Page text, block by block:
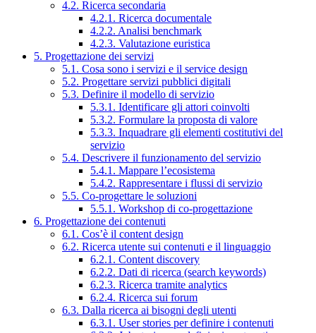
4.2. Ricerca secondaria
4.2.1. Ricerca documentale
4.2.2. Analisi benchmark
4.2.3. Valutazione euristica
5. Progettazione dei servizi
5.1. Cosa sono i servizi e il service design
5.2. Progettare servizi pubblici digitali
5.3. Definire il modello di servizio
5.3.1. Identificare gli attori coinvolti
5.3.2. Formulare la proposta di valore
5.3.3. Inquadrare gli elementi costitutivi del
servizio
5.4. Descrivere il funzionamento del servizio
5.4.1. Mappare l’ecosistema
5.4.2. Rappresentare i flussi di servizio
5.5. Co-progettare le soluzioni
5.5.1. Workshop di co-progettazione
6. Progettazione dei contenuti
6.1. Cos’è il content design
6.2. Ricerca utente sui contenuti e il linguaggio
6.2.1. Content discovery
6.2.2. Dati di ricerca (search keywords)
6.2.3. Ricerca tramite analytics
6.2.4. Ricerca sui forum
6.3. Dalla ricerca ai bisogni degli utenti
6.3.1. User stories per definire i contenuti